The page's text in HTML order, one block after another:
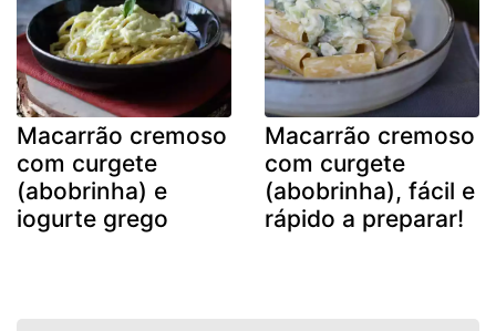
Macarrão cremoso
com curgete
(abobrinha) e
iogurte grego
Macarrão cremoso
com curgete
(abobrinha), fácil e
rápido a preparar!